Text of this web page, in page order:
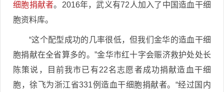
细胞捐献者。2016年，武义有72人加入了中国造血干细
胞资料库。
“这个配型成功的几率很低，但我们金华的造血干细
胞捐献在全省算多的。”金华市红十字会赈济救护处处长
陈策说，目前我市已有22名志愿者成功捐献造血干细
胞，徐飞为浙江省331例造血干细胞捐献者。“经过国内